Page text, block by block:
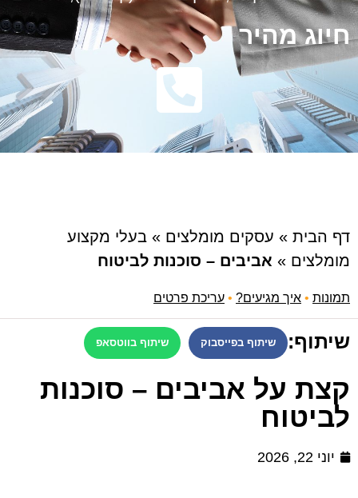
חיוג מהיר
דף הבית » עסקים מומלצים » בעלי מקצוע
מומלצים » אביבים – סוכנות לביטוח
תמונות • איך מגיעים? • עריכת פרטים
שיתוף: שיתוף בפייסבוק שיתוף בווטסאפ
קצת על אביבים – סוכנות
לביטוח
יוני 22, 2026